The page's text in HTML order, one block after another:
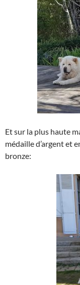
Et sur la plus haute
médaille d’argent et
bronze: